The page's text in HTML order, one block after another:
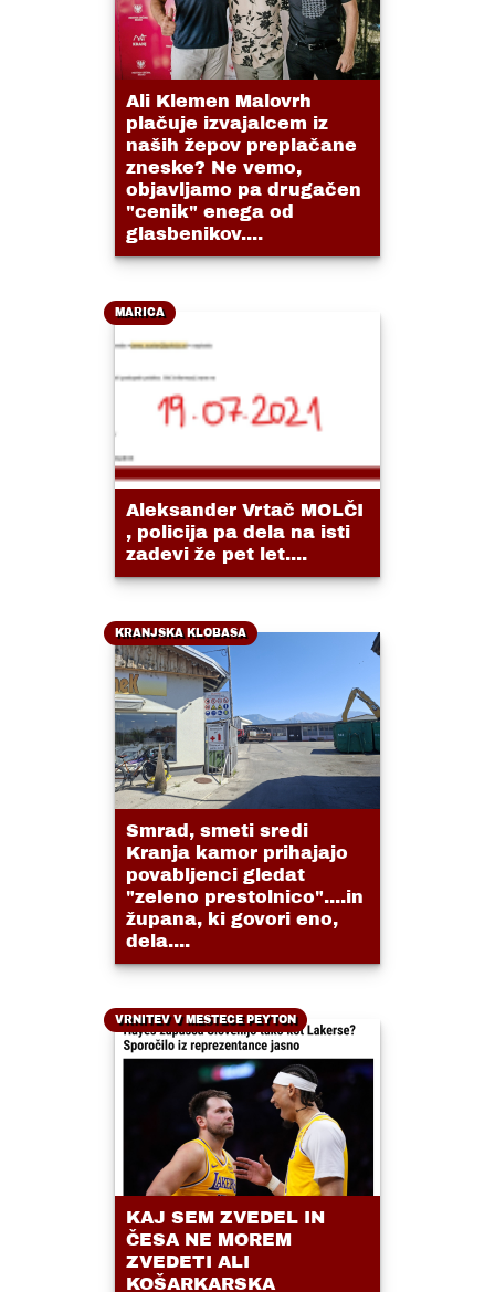
Ali Klemen Malovrh
plačuje izvajalcem iz
naših žepov preplačane
zneske? Ne vemo,
objavljamo pa drugačen
"cenik" enega od
glasbenikov....
MARICA
Aleksander Vrtač MOLČI
, policija pa dela na isti
zadevi že pet let....
KRANJSKA KLOBASA
Smrad, smeti sredi
Kranja kamor prihajajo
povabljenci gledat
"zeleno prestolnico"....in
župana, ki govori eno,
dela....
VRNITEV V MESTECE PEYTON
KAJ SEM ZVEDEL IN
ČESA NE MOREM
ZVEDETI ALI
KOŠARKARSKA